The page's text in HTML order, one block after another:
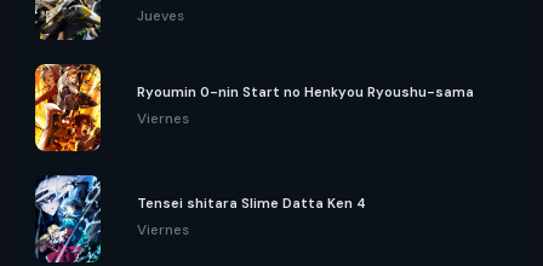
Jueves
Ryoumin 0-nin Start no Henkyou Ryoushu-sama
Viernes
Tensei shitara Slime Datta Ken 4
Viernes